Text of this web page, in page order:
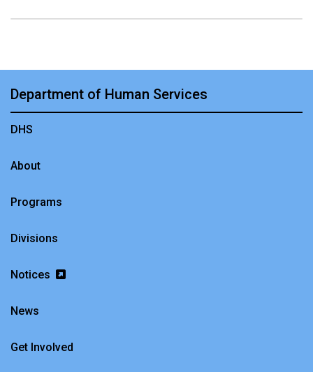
Department of Human Services
DHS
About
Programs
Divisions
Notices
News
Get Involved